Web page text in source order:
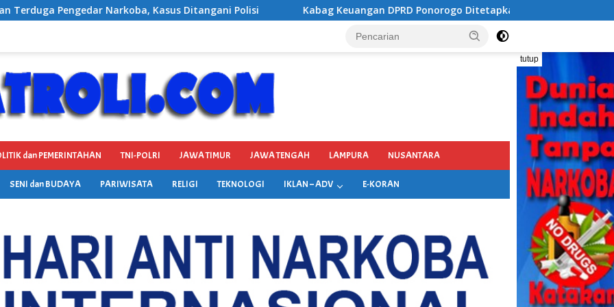
Kasus Ditangani Polisi Kabag Keuangan DPRD Ponorogo Ditetapkan Jadi Tersangka Kejaksaan, Diduga Terima
tutup
dan PEMERINTAHAN TNI-POLRI JAWA TIMUR JAWA TENGAH LAMPURA NUSANTARA
SENI dan BUDAYA PARIWISATA RELIGI TEKNOLOGI IKLAN – ADV E-KORAN